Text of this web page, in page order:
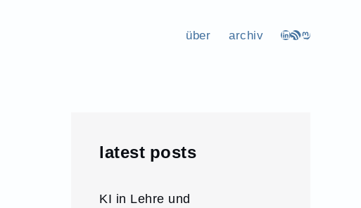
über archiv LinkedIn
RSS-FeedMastodon
latest posts
KI in Lehre und